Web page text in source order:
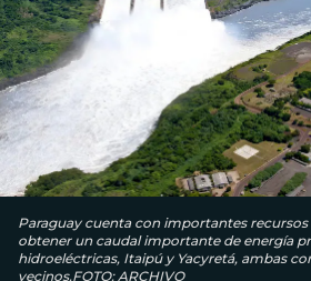
Paraguay cuenta con importantes
obtener un caudal importante de energía
hidroeléctricas, Itaipú y Yacyretá, ambas
vecinos.FOTO: ARCHIVO